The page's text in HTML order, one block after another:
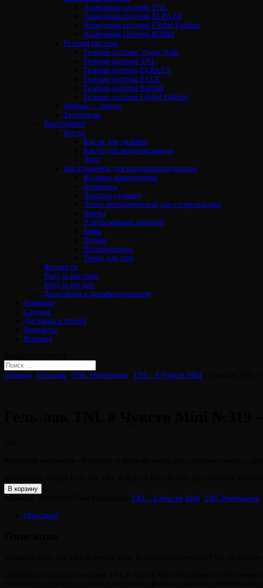
Акриловая система TNL
Акриловая система ELPAZA
Акриловая система Global Fashion
Акриловая система RuNail
Гелевая система
Гелевая система Vogue Nails
Гелевая система TNL
Гелевая система ELPAZA
Гелевая система F.O.X
Гелевая система RuNail
Гелевая система Global Fashion
Формы — типсы
Типсорезы
Инструмент
Кисти
Кисти для дизайна
Кисти для моделирования
Дотс
Инструменты для маникюра/педикюра
Кусачки маникюрные
Ножницы
Лопатка (пушер)
Лоток металлический для стерилизации
Фрезы
Апельсиновые палочки
Бафы
Пилки
Полировщики
Терки для стоп
Жидкости
Уход за ногтями
Уход за ногами
Депиляция и парафинотерапия
Новинки
Скидки
Доставка и оплата
Контакты
Корзина
Главная Гель-лак TNL Professional TNL - 8 Чувств Mini
В корзину
TNL - 8 Чувств Mini TNL Professional
Описание